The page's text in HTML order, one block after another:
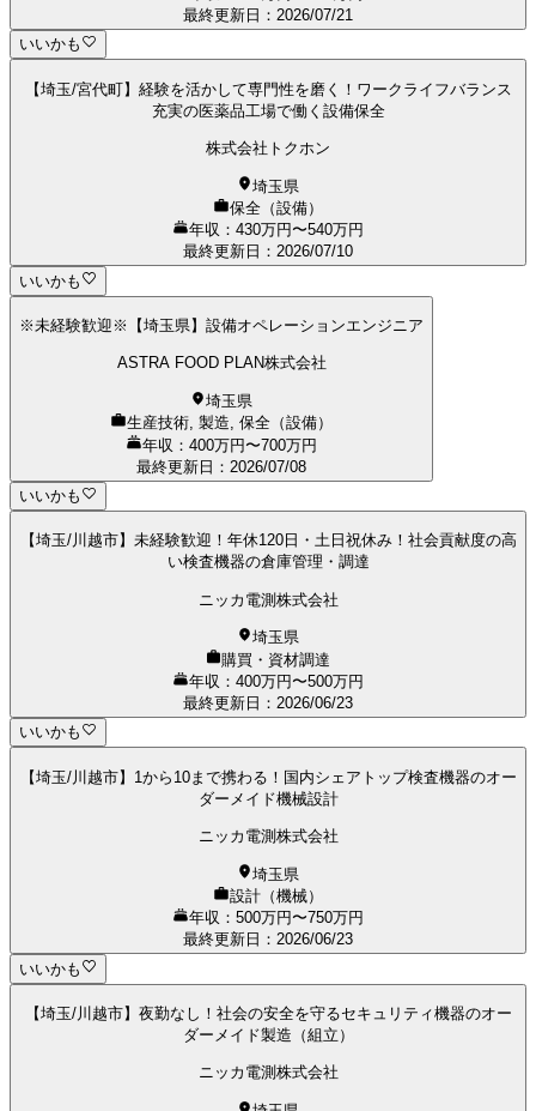
最終更新日 ： 2026/07/21
いいかも
【埼玉/宮代町】経験を活かして専門性を磨く！ワークライフバランス
充実の医薬品工場で働く設備保全
株式会社トクホン
埼玉県
保全（設備）
年収：430万円〜540万円
最終更新日 ： 2026/07/10
いいかも
※未経験歓迎※【埼玉県】設備オペレーションエンジニア
ASTRA FOOD PLAN株式会社
埼玉県
生産技術, 製造, 保全（設備）
年収：400万円〜700万円
最終更新日 ： 2026/07/08
いいかも
【埼玉/川越市】未経験歓迎！年休120日・土日祝休み！社会貢献度の高
い検査機器の倉庫管理・調達
ニッカ電測株式会社
埼玉県
購買・資材調達
年収：400万円〜500万円
最終更新日 ： 2026/06/23
いいかも
【埼玉/川越市】1から10まで携わる！国内シェアトップ検査機器のオー
ダーメイド機械設計
ニッカ電測株式会社
埼玉県
設計（機械）
年収：500万円〜750万円
最終更新日 ： 2026/06/23
いいかも
【埼玉/川越市】夜勤なし！社会の安全を守るセキュリティ機器のオー
ダーメイド製造（組立）
ニッカ電測株式会社